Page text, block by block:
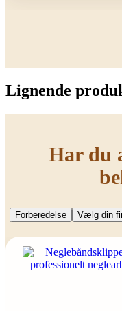
Lignende
Har du
Forberedelse Vælg din